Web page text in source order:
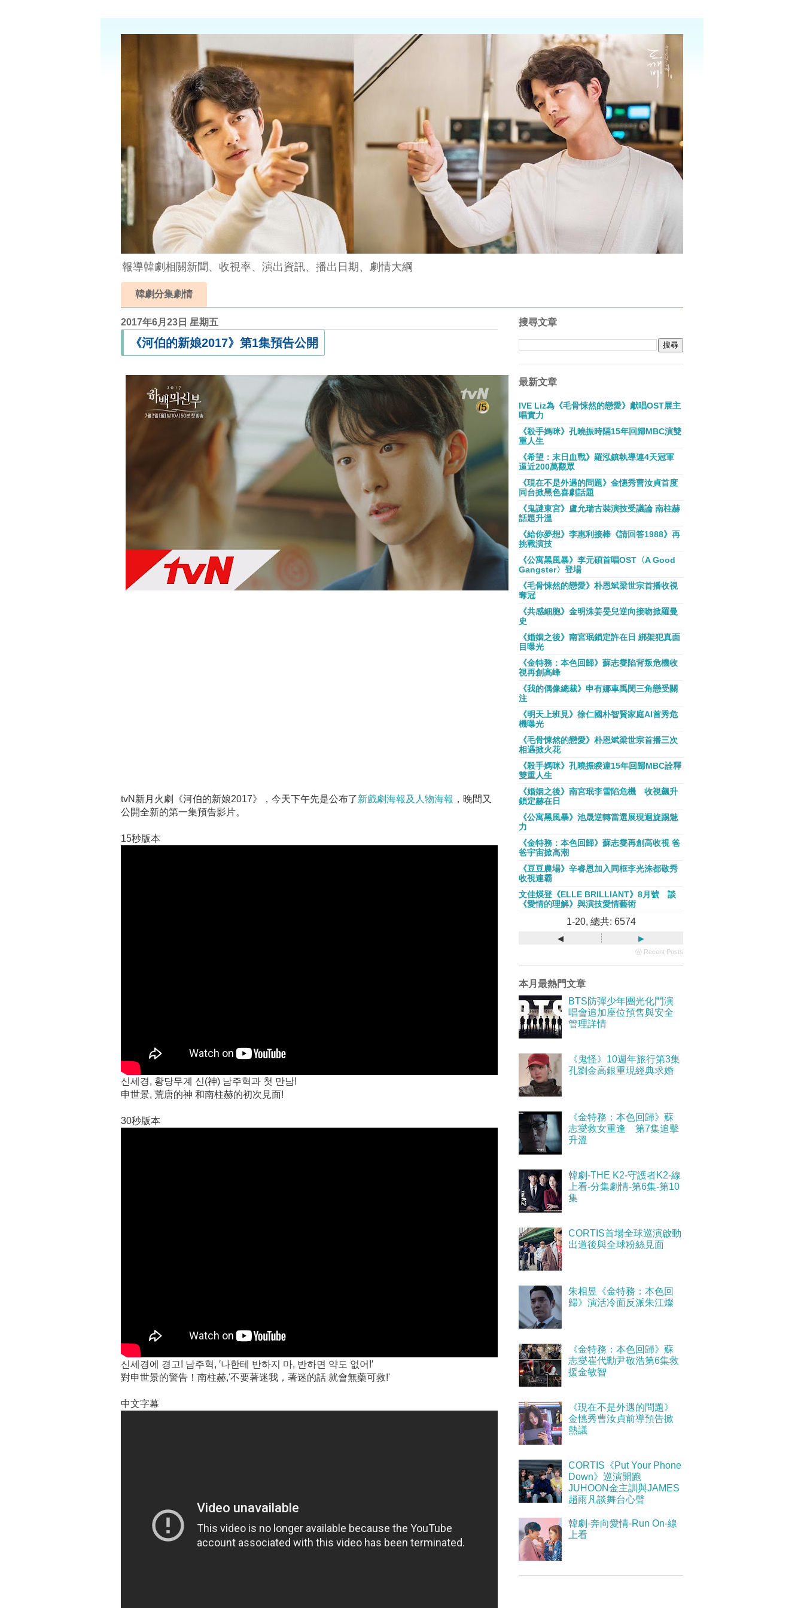
報導韓劇相關新聞、收視率、演出資訊、播出日期、劇情大綱
韓劇分集劇情
2017年6月23日 星期五
《河伯的新娘2017》第1集預告公開
tvN新月火劇《河伯的新娘2017》，今天下午先是公布了新戲劇海報及人物海報 ，晚間又
公開全新的第一集預告影片。
15秒版本
신세경, 황당무계 신(神) 남주혁과 첫 만남!
申世景, 荒唐的神 和南柱赫的初次見面!
30秒版本
신세경에 경고! 남주혁, ′나한테 반하지 마, 반하면 약도 없어!′
對申世景的警告！南柱赫,'不要著迷我，著迷的話 就會無藥可救!'
中文字幕
搜尋文章
最新文章
IVE Liz為《毛骨悚然的戀愛》獻唱OST展主
唱實力
《殺手媽咪》孔曉振時隔15年回歸MBC演雙
重人生
《希望：末日血戰》羅泓鎮執導連4天冠軍
逼近200萬觀眾
《現在不是外遇的問題》金憓秀曹汝貞首度
同台掀黑色喜劇話題
《鬼謎東宮》盧允瑞古裝演技受議論 南柱赫
話題升溫
《給你夢想》李惠利接棒《請回答1988》再
挑戰演技
《公寓黑風暴》李元碩首唱OST〈A Good
Gangster〉登場
《毛骨悚然的戀愛》朴恩斌梁世宗首播收視
奪冠
《共感細胞》金明洙姜旻兒逆向接吻掀羅曼
史
《婚姻之後》南宮珉鎖定許在日 綁架犯真面
目曝光
《金特務：本色回歸》蘇志燮陷背叛危機收
視再創高峰
《我的偶像總裁》申有娜車禹閔三角戀受關
注
《明天上班見》徐仁國朴智賢家庭AI首秀危
機曝光
《毛骨悚然的戀愛》朴恩斌梁世宗首播三次
相遇掀火花
《殺手媽咪》孔曉振睽違15年回歸MBC詮釋
雙重人生
《婚姻之後》南宮珉李雪陷危機 收視飆升
鎖定赫在日
《公寓黑風暴》池晟逆轉當選展現迴旋踢魅
力
《金特務：本色回歸》蘇志燮再創高收視 爸
爸宇宙掀高潮
《豆豆農場》辛睿恩加入同框李光洙都敬秀
收視連霸
文佳煐登《ELLE BRILLIANT》8月號 談
《愛情的理解》與演技愛情藝術
1-20, 總共: 6574
◂ ▸
ⓦ Recent Posts
本月最熱門文章
BTS防彈少年團光化門演
唱會追加座位預售與安全
管理詳情
《鬼怪》10週年旅行第3集
孔劉金高銀重現經典求婚
《金特務：本色回歸》蘇
志燮救女重逢 第7集追擊
升溫
韓劇-THE K2-守護者K2-線
上看-分集劇情-第6集-第10
集
CORTIS首場全球巡演啟動
出道後與全球粉絲見面
朱相昱《金特務：本色回
歸》演活冷面反派朱江燦
《金特務：本色回歸》蘇
志燮崔代勳尹敬浩第6集救
援金敏智
《現在不是外遇的問題》
金憓秀曹汝貞前導預告掀
熱議
CORTIS《Put Your Phone
Down》巡演開跑
JUHOON金主訓與JAMES
趙雨凡談舞台心聲
韓劇-奔向愛情-Run On-線
上看